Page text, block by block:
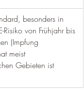
besonders in
Risiko von Frühjahr bis
(Impfung
meist
Gebieten ist